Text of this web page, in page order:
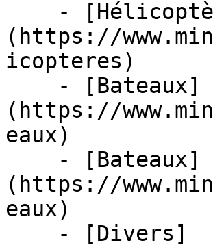
(https://
icopteres)
(https://
eaux)
(https://
eaux)